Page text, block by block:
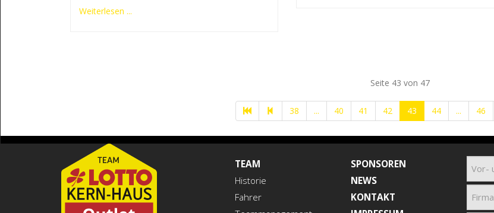
Weiterlesen ...
Seite 43 von 47
38 ... 40 41 42 43 44 ... 46
TEAM
Historie
Fahrer
SPONSOREN
NEWS
KONTAKT